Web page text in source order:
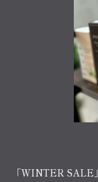
「WINTER SALE」